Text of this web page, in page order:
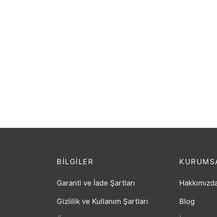
Blog
BILGILER
Garanti ve İade Şartları
Gizlilik ve Kullanım Şartları